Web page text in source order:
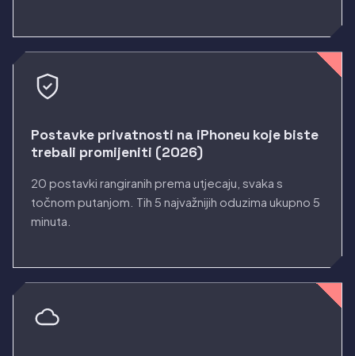
Postavke privatnosti na iPhoneu koje biste
trebali promijeniti (2026)
20 postavki rangiranih prema utjecaju, svaka s
točnom putanjom. Tih 5 najvažnijih oduzima ukupno 5
minuta.